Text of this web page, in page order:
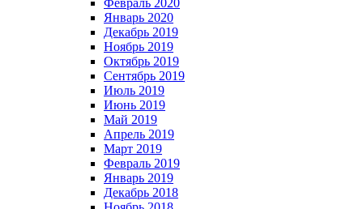
Февраль 2020
Январь 2020
Декабрь 2019
Ноябрь 2019
Октябрь 2019
Сентябрь 2019
Июль 2019
Июнь 2019
Май 2019
Апрель 2019
Март 2019
Февраль 2019
Январь 2019
Декабрь 2018